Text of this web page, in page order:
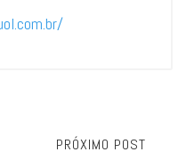
PRÓXIMO POST